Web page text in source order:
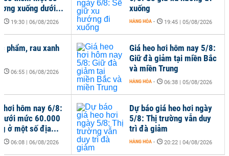
xuống dưới...
19:30 | 06/08/2026
phẩm, rau xanh
06:55 | 06/08/2026
hơi hôm nay 6/8:
mức 60.000
ở một số địa...
06:08 | 06/08/2026
xuống
HÀNG HÓA - 19:45 | 05/08/2026
Giá heo hơi hôm nay 5/8:
Giữ đà giảm tại miền Bắc
và miền Trung
HÀNG HÓA - 06:38 | 05/08/2026
Dự báo giá heo hơi ngày
5/8: Thị trường vẫn duy
trì đà giảm
HÀNG HÓA - 20:22 | 04/08/2026